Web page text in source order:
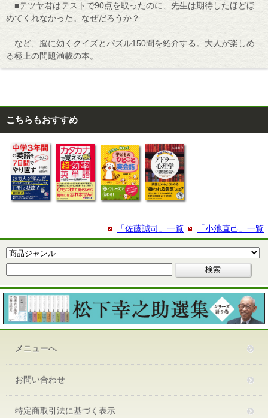
■テツヤ君はテストで90点を取ったのに、先生は期待したほどほ
めてくれなかった。なぜだろうか？
など、脳に効くクイズとパズル150問を紹介する。大人が楽しめ
る極上の問題満載の本。
こちらもおすすめ
「小池直己」一覧
「佐藤誠司」一覧
メニューへ
お問い合わせ
特定商取引法に基づく表示